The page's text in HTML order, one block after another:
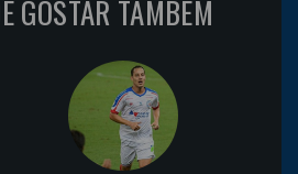
GOSTAR TAMBÉM